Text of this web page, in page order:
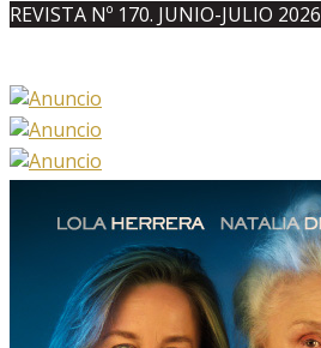
REVISTA Nº 170. JUNIO-JULIO 2026